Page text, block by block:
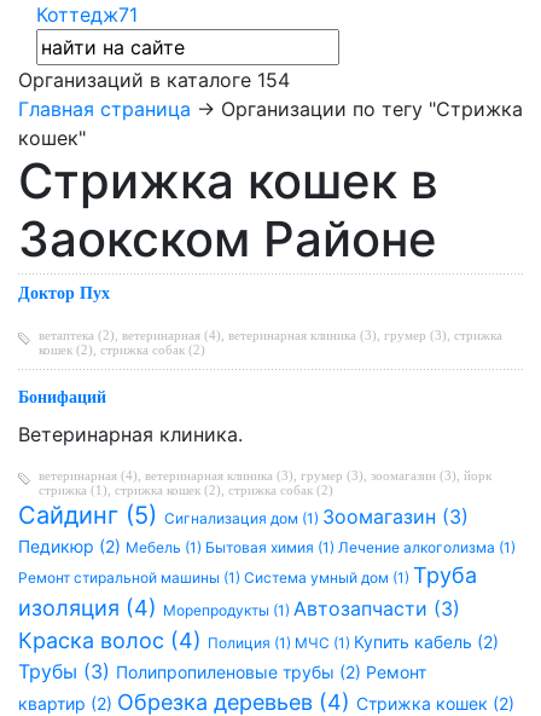
Коттедж71
Организаций в каталоге 154
Главная страница → Организации по тегу "Стрижка
кошек"
Стрижка кошек в
Заокском Районе
Доктор Пух
ветаптека (2) ветеринарная (4) ветеринарная клиника (3) грумер (3) стрижка
кошек (2) стрижка собак (2)
Бонифаций
Ветеринарная клиника.
ветеринарная (4) ветеринарная клиника (3) грумер (3) зоомагазин (3) йорк
стрижка (1) стрижка кошек (2) стрижка собак (2)
Сайдинг (5) Сигнализация дом (1) Зоомагазин (3)
Педикюр (2) Мебель (1) Бытовая химия (1) Лечение алкоголизма (1)
Ремонт стиральной машины (1) Система умный дом (1) Труба
изоляция (4) Морепродукты (1) Автозапчасти (3)
Краска волос (4) Полиция (1) МЧС (1) Купить кабель (2)
Трубы (3) Полипропиленовые трубы (2) Ремонт
квартир (2) Обрезка деревьев (4) Стрижка кошек (2)